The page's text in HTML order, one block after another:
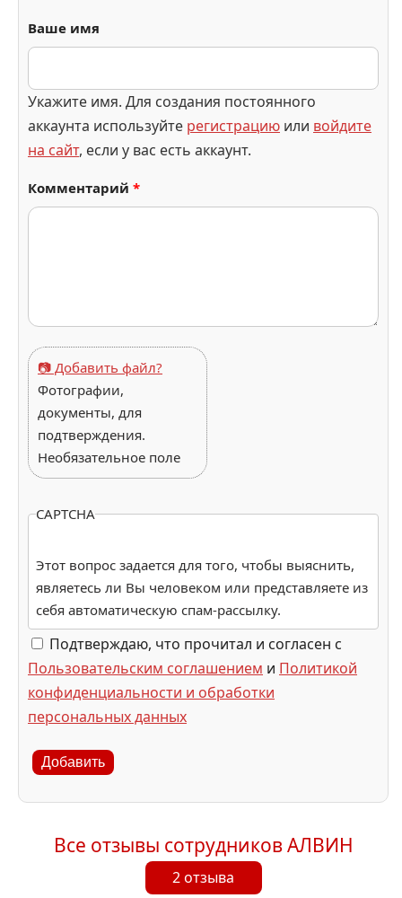
Ваше имя
Укажите имя. Для создания постоянного
аккаунта используйте регистрацию или войдите
на сайт, если у вас есть аккаунт.
Комментарий *
📷 Добавить файл?
Фотографии,
документы, для
подтверждения.
Необязательное поле
CAPTCHA
Этот вопрос задается для того, чтобы выяснить,
являетесь ли Вы человеком или представляете из
себя автоматическую спам-рассылку.
Подтверждаю, что прочитал и согласен с
Пользовательским соглашением и Политикой
конфиденциальности и обработки
персональных данных
Добавить
Все отзывы сотрудников АЛВИН
2 отзыва